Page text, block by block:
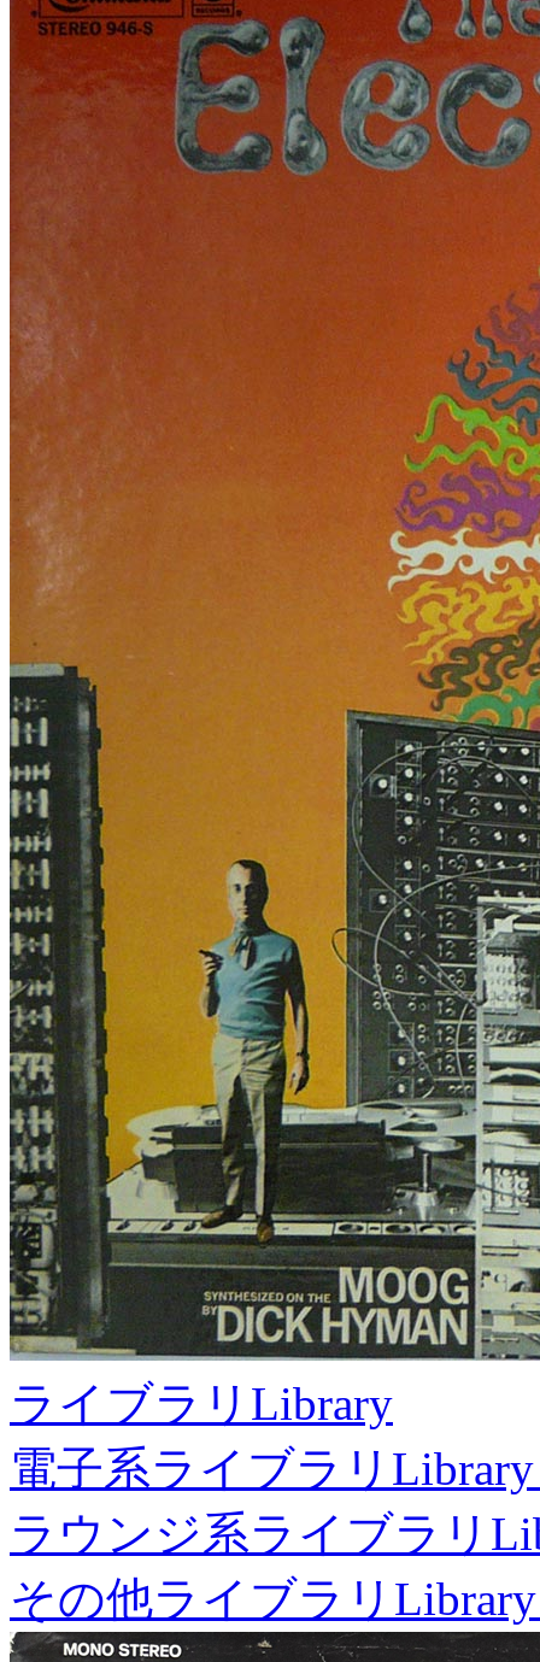
ライブラリ Library
電子系ライブラリ
ラウンジ系ライブラリ
その他ライブラリ